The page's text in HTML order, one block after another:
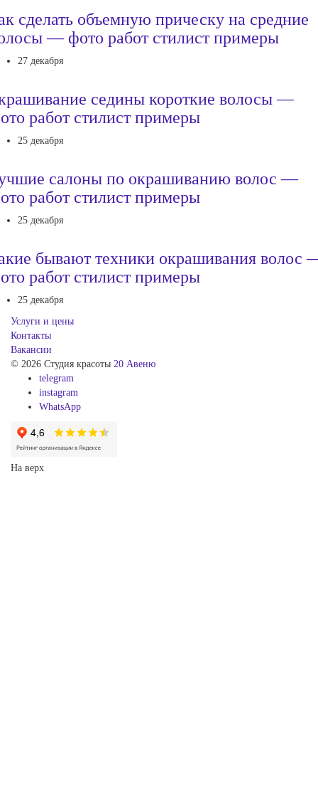
сделать объемную прическу на средние
— фото работ стилист примеры
27 декабря
седины короткие волосы —
работ стилист примеры
25 декабря
салоны по окрашиванию волос —
работ стилист примеры
25 декабря
бывают техники окрашивания волос
работ стилист примеры
25 декабря
Услуги и цены
Контакты
Вакансии
© 2026 Студия красоты 20 Авеню
telegram
instagram
WhatsApp
На верх